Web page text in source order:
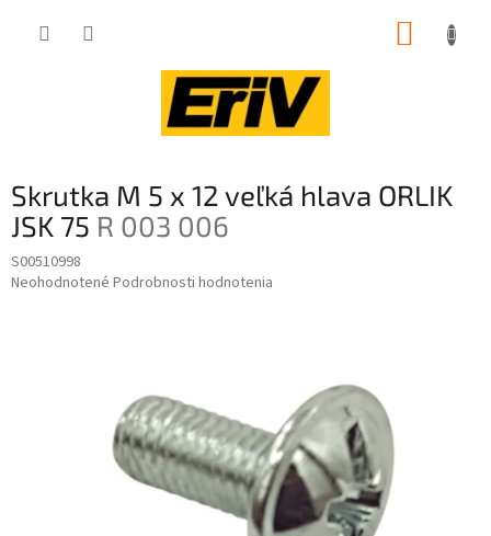
Skrutka M 5 x 12 veľká hlava ORLIK
JSK 75 R 003 006
S00510998
Priemerné
Neohodnotené Podrobnosti hodnotenia